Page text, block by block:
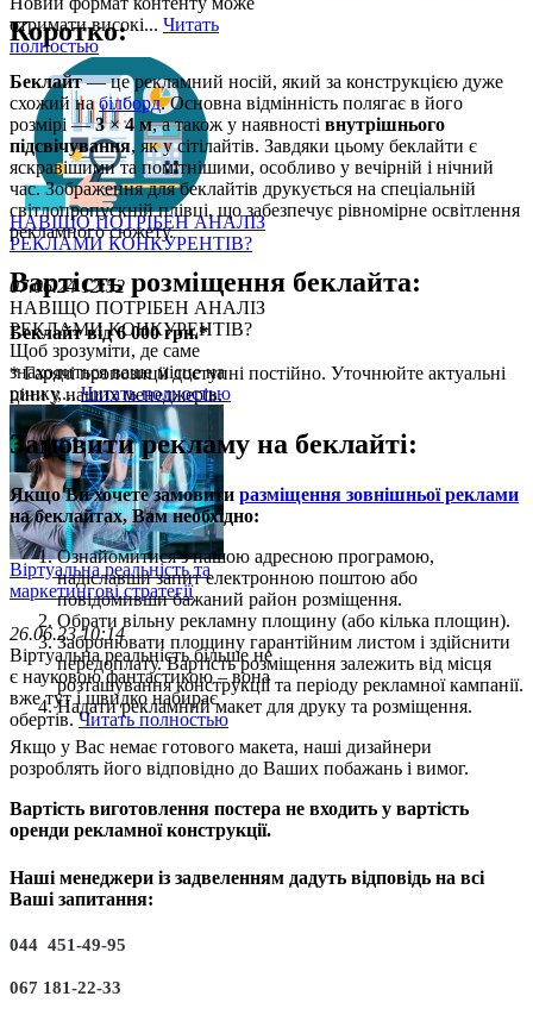
отримати високі... Читать
полностью
НАВІЩО ПОТРІБЕН АНАЛІЗ
РЕКЛАМИ КОНКУРЕНТІВ?
07.06.24 12:52
НАВІЩО ПОТРІБЕН АНАЛІЗ
РЕКЛАМИ КОНКУРЕНТІВ?
Щоб зрозуміти, де саме
знаходиться ваше місце на
ринку,...Читать полностью
Віртуальна реальність та
маркетингові стратегії
26.06.23 10:14
Віртуальна реальність більше не
є науковою фантастикою – вона
вже тут і швидко набирає
обертів.Читать полностью
Коротко:
Беклайт— це рекламний носій, який за конструкцією дуже
схожий набілборд. Основна відмінність полягає в його
розмірі —3 × 4 м, а також у наявності внутрішнього
підсвічування, як у сітілайтів. Завдяки цьому беклайти є
яскравішими та помітнішими, особливо у вечірній і нічний
час. Зображення для беклайтів друкується на спеціальній
світлопропускній плівці, що забезпечує рівномірне освітлення
рекламного сюжету.
Вартість розміщення беклайта:
Беклайт від 6 000 грн.*
* Гарячі пропозиції доступні постійно. Уточнюйте актуальні
ціни у наших менеджерів.
Замовити рекламу на беклайті:
Якщо Ви хочете замовити разміщення зовнішньої реклами
на беклайтах, Вам необхідно:
Ознайомитися з нашою адресною програмою,
надіславши запит електронною поштою або
повідомивши бажаний район розміщення.
Обрати вільну рекламну площину (або кілька площин).
Забронювати площину гарантійним листом і здійснити
передоплату. Вартість розміщення залежить від місця
розташування конструкції та періоду рекламної кампанії.
Надати рекламний макет для друку та розміщення.
Якщо у Вас немає готового макета, наші дизайнери
розроблять його відповідно до Ваших побажань і вимог.
Вартість виготовлення постера не входить у вартість
оренди рекламної конструкції.
Наші менеджери із задвеленням дадуть відповідь на всі
Ваші запитання:
044 451-49-95
067 181-22-33